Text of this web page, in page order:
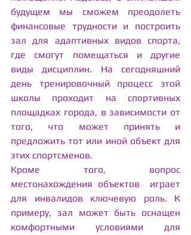
будущем мы сможем преодолеть
финансовые трудности и построить
зал для адаптивных видов спорта,
где смогут помещаться и другие
виды дисциплин. На сегодняшний
день тренировочный процесс этой
школы проходит на спортивных
площадках города, в зависимости от
того, что может принять и
предложить тот или иной объект для
этих спортсменов.
Кроме того, вопрос
местонахождения объектов  играет
для инвалидов ключевую роль. К
примеру, зал может быть оснащен
комфортными условиями для